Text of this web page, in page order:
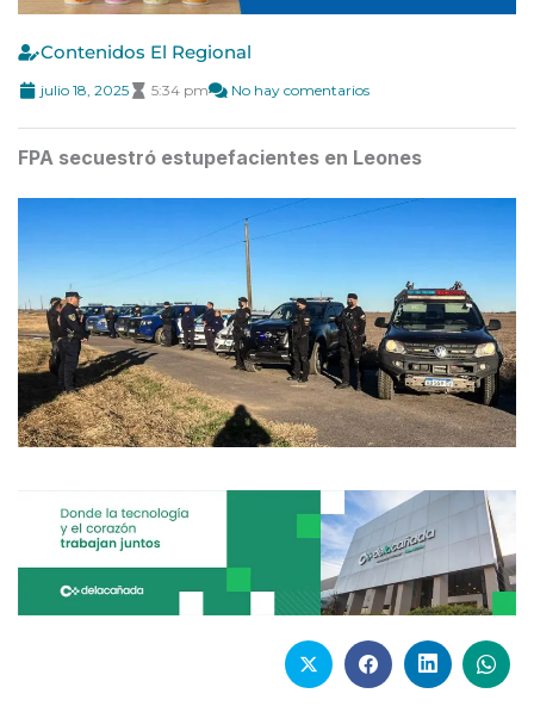
Contenidos El Regional
julio 18, 2025 5:34 pm No hay comentarios
FPA secuestró estupefacientes en Leones